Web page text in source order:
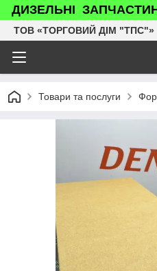
ДИЗЕЛЬНІ
ТОВ «ТОРГОВИЙ ДІМ "ТПС"»
Товари та послуги